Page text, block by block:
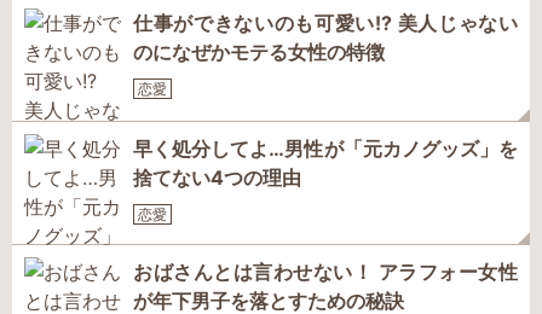
仕事ができないのも可愛い!? 美人じゃない
のになぜかモテる女性の特徴
恋愛
早く処分してよ…男性が「元カノグッズ」を
捨てない4つの理由
恋愛
おばさんとは言わせない！ アラフォー女性
が年下男子を落とすための秘訣